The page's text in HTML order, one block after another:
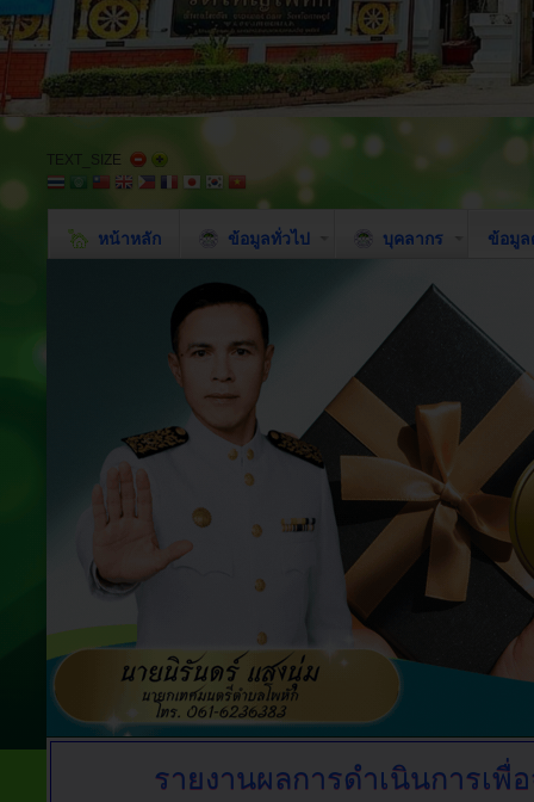
TEXT_SIZE
หน้าหลัก ข้อมูลทั่วไป บุคลากร ข้อมูล
รายงานผลการดำเนินการเ